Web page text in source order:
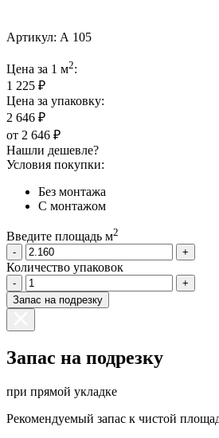
Артикул: А 105
Цена за 1 м2:
1 225 ₽
Цена за упаковку:
2 646 ₽
от 2 646 ₽
Нашли дешевле?
Условия покупки:
Без монтажа
С монтажом
Введите площадь м2
-
+
Количество упаковок
-
+
Запас на подрезку
Запас на подрезку
при прямой укладке
Рекомендуемый запас к чистой